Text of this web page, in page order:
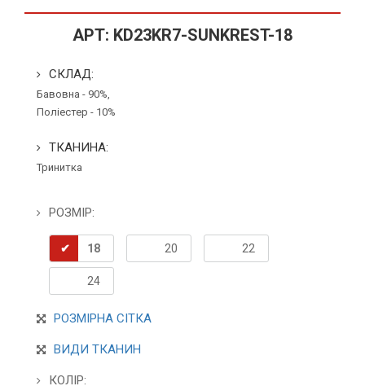
АРТ: KD23KR7-SUNKREST-18
СКЛАД:
Бавовна - 90%,
Поліестер - 10%
ТКАНИНА:
Тринитка
РОЗМІР:
18 20 22
24
РОЗМІРНА СІТКА
ВИДИ ТКАНИН
КОЛІР: